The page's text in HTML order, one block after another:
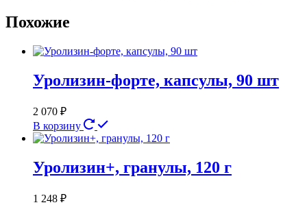
Похожие
Уролизин-форте, капсулы, 90 шт
2 070 ₽
В корзину
Уролизин+, гранулы, 120 г
1 248 ₽